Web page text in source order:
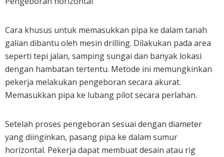
Cara khusus untuk memasukkan pipa ke dalam tanah
galian dibantu oleh mesin drilling. Dilakukan pada area
seperti tepi jalan, samping sungai dan banyak lokasi
dengan hambatan tertentu. Metode ini memungkinkan
pekerja melakukan pengeboran secara akurat.
Memasukkan pipa ke lubang pilot secara perlahan.
Setelah proses pengeboran sesuai dengan diameter
yang diinginkan, pasang pipa ke dalam sumur
horizontal. Pekerja dapat membuat desain atau rig